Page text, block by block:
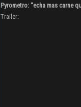
Pyrometro: “echa mas carne
Trailer: